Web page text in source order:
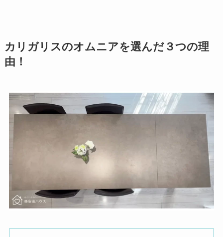
カリガリスのオムニアを選んだ３つの理
由！